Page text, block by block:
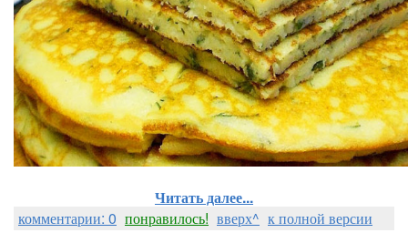
Читать далее...
комментарии: 0 понравилось! вверх^ к полной версии